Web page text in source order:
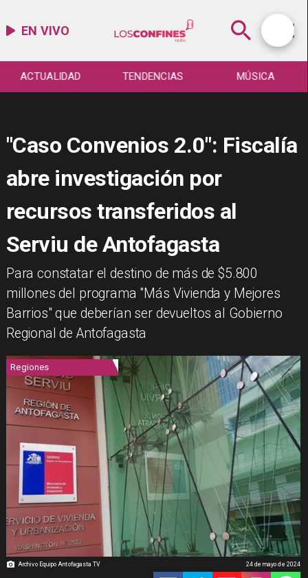
EN VIVO
ACTUALIDAD TENDENCIAS MÚSICA
"Caso Convenios 2.0": Fiscalía
abre investigación por
recursos transferidos al
Serviu de Antofagasta
Para constatar el destino de más de $5.800
millones del programa "Más Vivienda y Mejores
Barrios" que deberían ser devueltos al Gobierno
Regional de Antofagasta
Archivo Equipo Antofagasta TV
Regiones
24 de mayo de 2024